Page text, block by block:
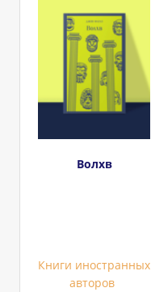
Волхв
Книги иностранных
авторов